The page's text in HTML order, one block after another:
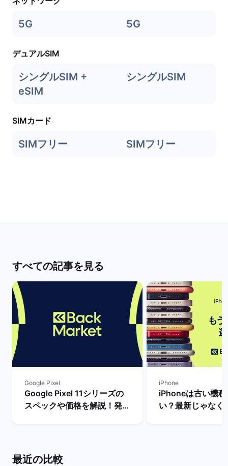
5G 5G
デュアルSIM
シングルSIM +
eSIM
シングルSIM
SIMカード
SIMフリー SIMフリー
すべての記事を見る
Google Pixel
Google Pixel 11シリーズの
スペックや価格を解説！発売
iPhone
iPhoneは古い機
い？最新じゃなく
最近の比較